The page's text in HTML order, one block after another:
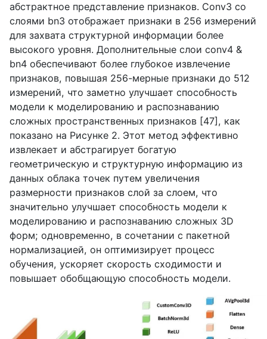
абстрактное представление признаков. Conv3 со
слоями bn3 отображает признаки в 256 измерений
для захвата структурной информации более
высокого уровня. Дополнительные слои conv4 &
bn4 обеспечивают более глубокое извлечение
признаков, повышая 256-мерные признаки до 512
измерений, что заметно улучшает способность
модели к моделированию и распознаванию
сложных пространственных признаков [47], как
показано на Рисунке 2. Этот метод эффективно
извлекает и абстрагирует богатую
геометрическую и структурную информацию из
данных облака точек путем увеличения
размерности признаков слой за слоем, что
значительно улучшает способность модели к
моделированию и распознаванию сложных 3D
форм; одновременно, в сочетании с пакетной
нормализацией, он оптимизирует процесс
обучения, ускоряет скорость сходимости и
повышает обобщающую способность модели.